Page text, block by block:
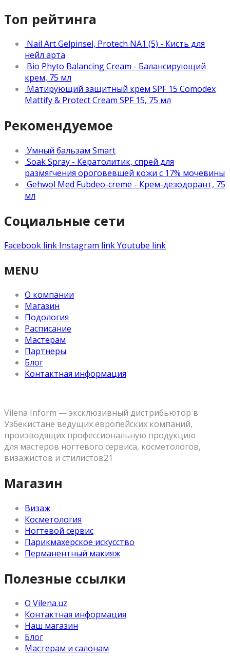
Топ рейтинга
Nail Art Gelpinsel, Protech NA1 (5) - Кисть для
нейл арта
Bio Phyto Balancing Cream - Балансирующий
крем, 75 мл
Матирующий защитный крем SPF 15 Comodex
Mattify & Protect Cream SPF 15, 75 мл
Рекомендуемое
Умный бальзам Smart
Soak Spray - Кератолитик, спрей для
размягчения ороговевшей кожи с 17% мочевины
Gehwol Med Fubdeo-creme - Крем-дезодорант, 75
мл
Социальные сети
Facebook link Instagram linkYoutube link
MENU
О компании
Магазин
Подология
Расписание
Мастерам
Партнеры
Блог
Контактная информация
Vilena Inform — эксклюзивный дистрибьютор в
Узбекистане ведущих европейских компаний,
производящих профессиональную продукцию
для мастеров ногтевого сервиса, косметологов,
визажистов и стилистов21
Магазин
Визаж
Косметология
Ногтевой сервис
Парикмахерское искусство
Перманентный макияж
Полезные ссылки
О Vilena.uz
Контактная информация
Наш магазин
Блог
Мастерам и салонам